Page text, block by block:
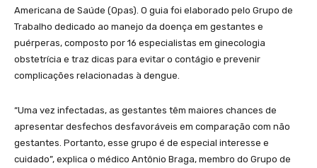
Americana de Saúde (Opas). O guia foi elaborado pelo Grupo de
Trabalho dedicado ao manejo da doença em gestantes e
puérperas, composto por 16 especialistas em ginecologia
obstetrícia e traz dicas para evitar o contágio e prevenir
complicações relacionadas à dengue.
“Uma vez infectadas, as gestantes têm maiores chances de
apresentar desfechos desfavoráveis em comparação com não
gestantes. Portanto, esse grupo é de especial interesse e
cuidado”, explica o médico Antônio Braga, membro do Grupo de